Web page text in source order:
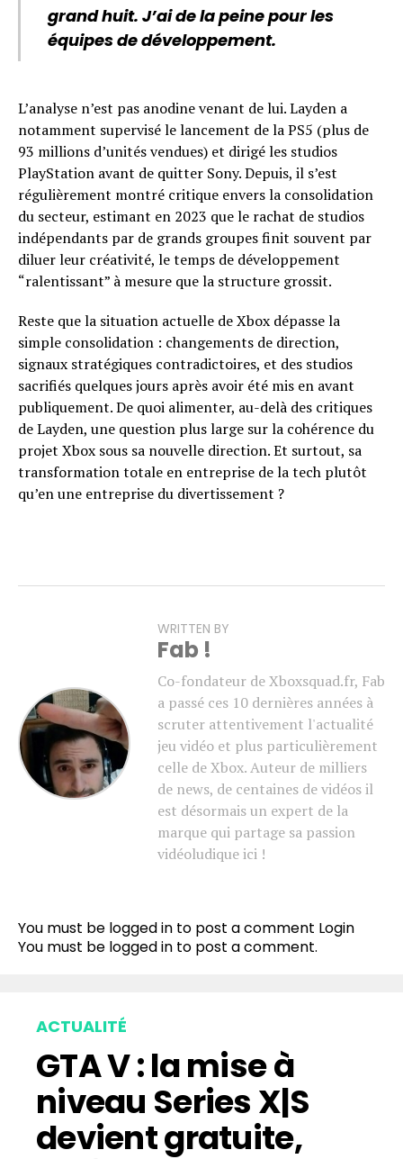
grand huit. J’ai de la peine pour les
équipes de développement.
L’analyse n’est pas anodine venant de lui. Layden a
notamment supervisé le lancement de la PS5 (plus de
93 millions d’unités vendues) et dirigé les studios
PlayStation avant de quitter Sony. Depuis, il s’est
régulièrement montré critique envers la consolidation
du secteur, estimant en 2023 que le rachat de studios
indépendants par de grands groupes finit souvent par
diluer leur créativité, le temps de développement
“ralentissant” à mesure que la structure grossit.
Reste que la situation actuelle de Xbox dépasse la
simple consolidation : changements de direction,
signaux stratégiques contradictoires, et des studios
sacrifiés quelques jours après avoir été mis en avant
publiquement. De quoi alimenter, au-delà des critiques
de Layden, une question plus large sur la cohérence du
projet Xbox sous sa nouvelle direction. Et surtout, sa
transformation totale en entreprise de la tech plutôt
qu’en une entreprise du divertissement ?
WRITTEN BY
Fab !
Co-fondateur de Xboxsquad.fr, Fab
a passé ces 10 dernières années à
scruter attentivement l'actualité
jeu vidéo et plus particulièrement
celle de Xbox. Auteur de milliers
de news, de centaines de vidéos il
est désormais un expert de la
marque qui partage sa passion
vidéoludique ici !
You must be logged in to post a comment Login
You must be logged in to post a comment.
ACTUALITÉ
GTA V : la mise à
niveau Series X|S
devient gratuite,